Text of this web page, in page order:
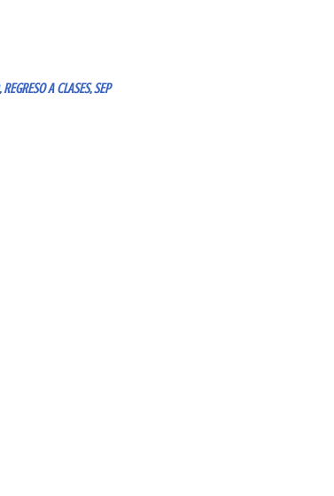
REGRESO A CLASES SEP